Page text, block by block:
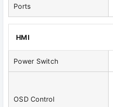
Ports
HMI
Power Switch
OSD Control